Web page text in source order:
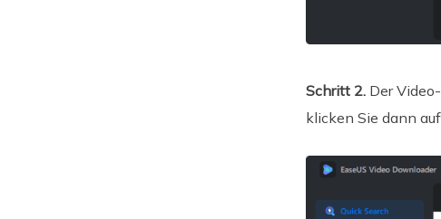
Schritt 2. Der
klicken Sie dann